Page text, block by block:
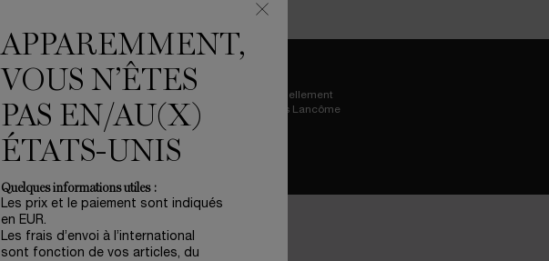
Essayez virtuellement
les iconiques Lancôme
(*)Champ Obligatoire
APPAREMMENT,
VOUS N’ÊTES
PAS EN/AU(X)
ÉTATS-UNIS
Quelques informations utiles :
Les prix et le paiement sont indiqués
en EUR.
Les frais d’envoi à l’international
sont fonction de vos articles, du